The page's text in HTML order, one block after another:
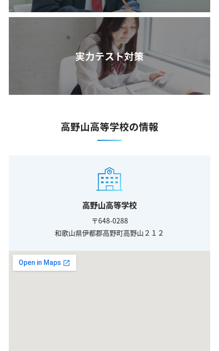
実力テスト対策
高野山高等学校の情報
高野山高等学校
〒648-0288
和歌山県伊都郡高野町高野山２１２